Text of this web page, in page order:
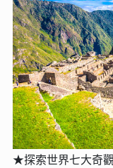
★探索世界七⼤奇